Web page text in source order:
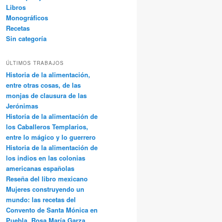
Libros
Monográficos
Recetas
Sin categoría
ÚLTIMOS TRABAJOS
Historia de la alimentación,
entre otras cosas, de las
monjas de clausura de las
Jerónimas
Historia de la alimentación de
los Caballeros Templarios,
entre lo mágico y lo guerrero
Historia de la alimentación de
los indios en las colonias
americanas españolas
Reseña del libro mexicano
Mujeres construyendo un
mundo: las recetas del
Convento de Santa Mónica en